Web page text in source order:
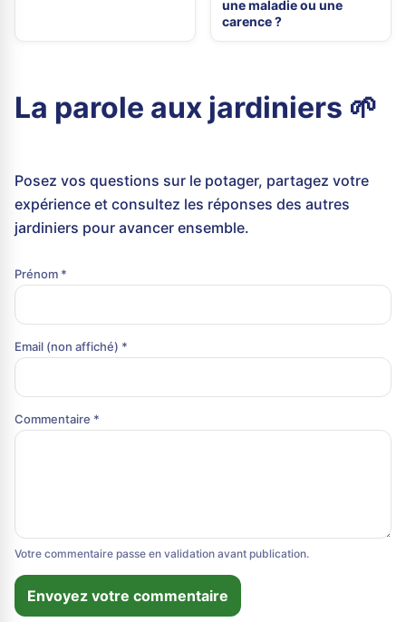
une maladie ou une
carence ?
La parole aux jardiniers 🌱
Posez vos questions sur le potager, partagez votre
expérience et consultez les réponses des autres
jardiniers pour avancer ensemble.
Prénom *
Email (non affiché) *
Commentaire *
Votre commentaire passe en validation avant publication.
Envoyez votre commentaire